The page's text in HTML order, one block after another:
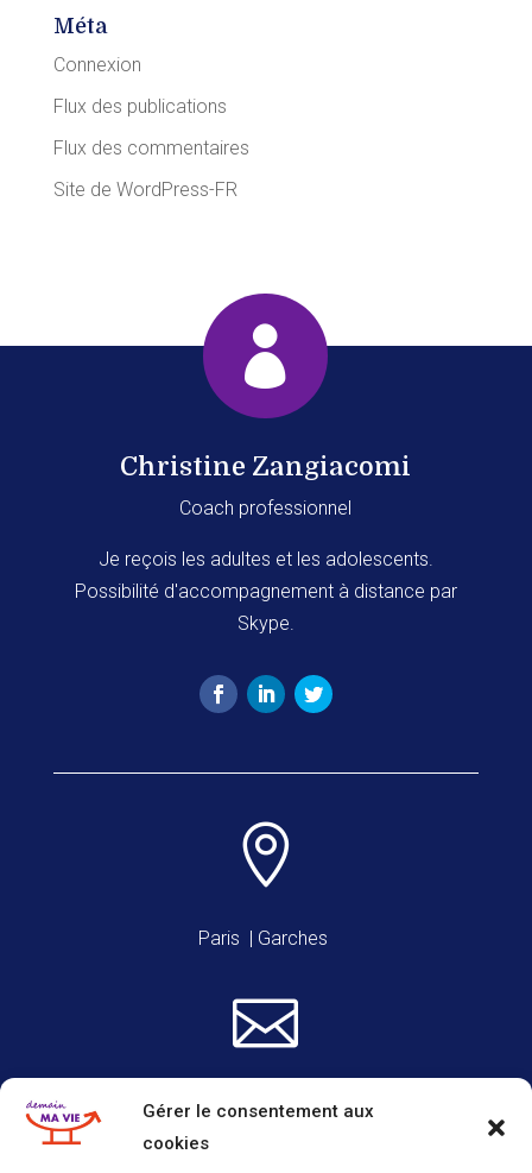
Gérer le consentement aux
cookies
Méta
Connexion
Flux des publications
Flux des commentaires
Site de WordPress-FR

Christine Zangiacomi
Coach professionnel
Je reçois les adultes et les adolescents.
Possibilité d'accompagnement à distance par
Skype.

Paris | Garches

christine@demainmavie.fr